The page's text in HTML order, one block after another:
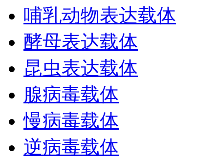
哺乳动物表达载体
酵母表达载体
昆虫表达载体
腺病毒载体
慢病毒载体
逆病毒载体